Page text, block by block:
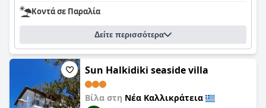
Κοντά σε Παραλία
Δείτε περισσότερα
Sun Halkidiki seaside villa
Βίλα στη Νέα Καλλικράτεια